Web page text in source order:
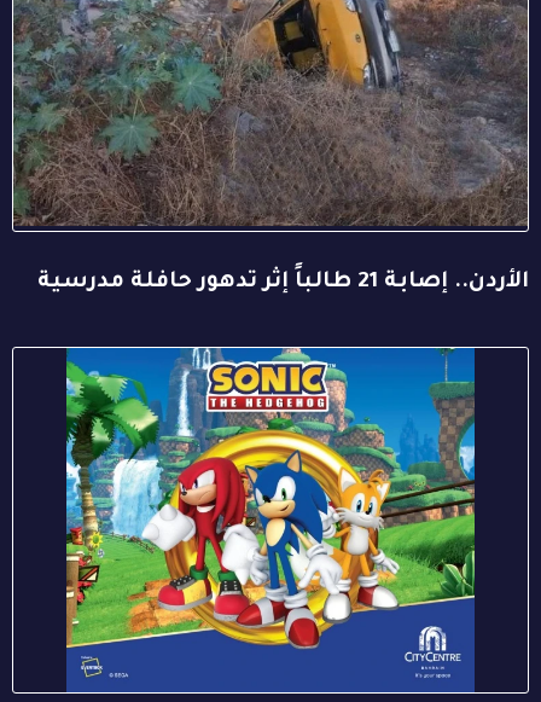
الأردن.. إصابة 21 طالباً إثر تدهور حافلة مدرسية